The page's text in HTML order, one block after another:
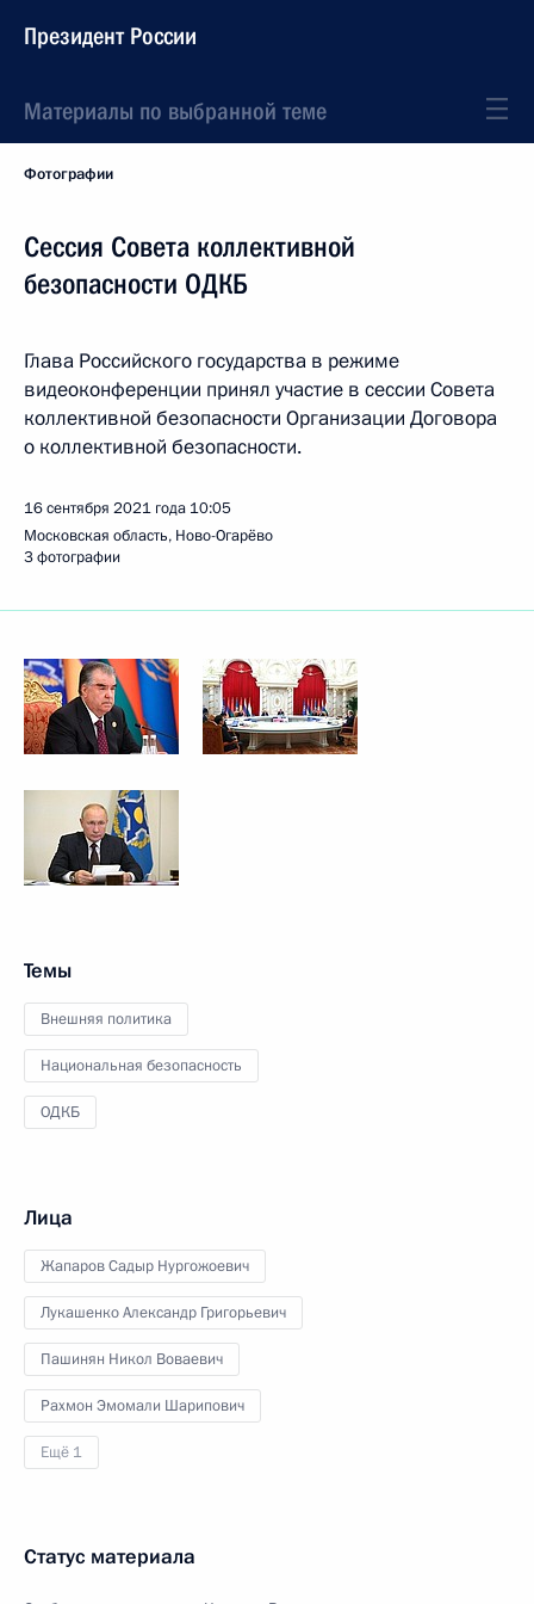
Президент России
Материалы по выбранной теме
Фотографии
Сессия Совета коллективной
безопасности ОДКБ
Глава Российского государства в режиме
видеоконференции принял участие в сессии Совета
коллективной безопасности Организации Договора
о коллективной безопасности.
16 сентября 2021 года 10:05
Московская область, Ново-Огарёво
3 фотографии
Темы
Внешняя политика
Национальная безопасность
ОДКБ
Лица
Жапаров Садыр Нургожоевич
Лукашенко Александр Григорьевич
Пашинян Никол Воваевич
Рахмон Эмомали Шарипович
Ещё 1
Статус материала